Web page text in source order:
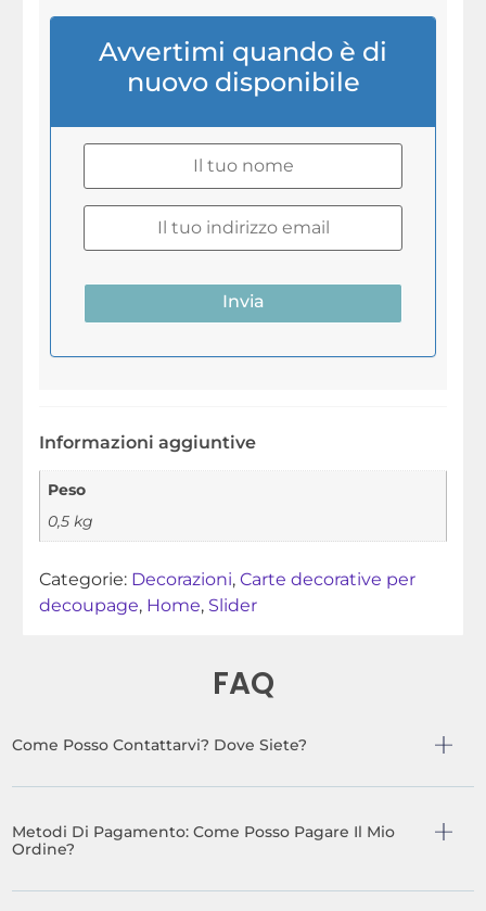
Avvertimi quando è di
nuovo disponibile
Invia
Informazioni aggiuntive
Peso
0,5 kg
Categorie: Decorazioni, Carte decorative per
decoupage, Home, Slider
FAQ
Come Posso Contattarvi? Dove Siete?
Metodi Di Pagamento: Come Posso Pagare Il Mio
Ordine?